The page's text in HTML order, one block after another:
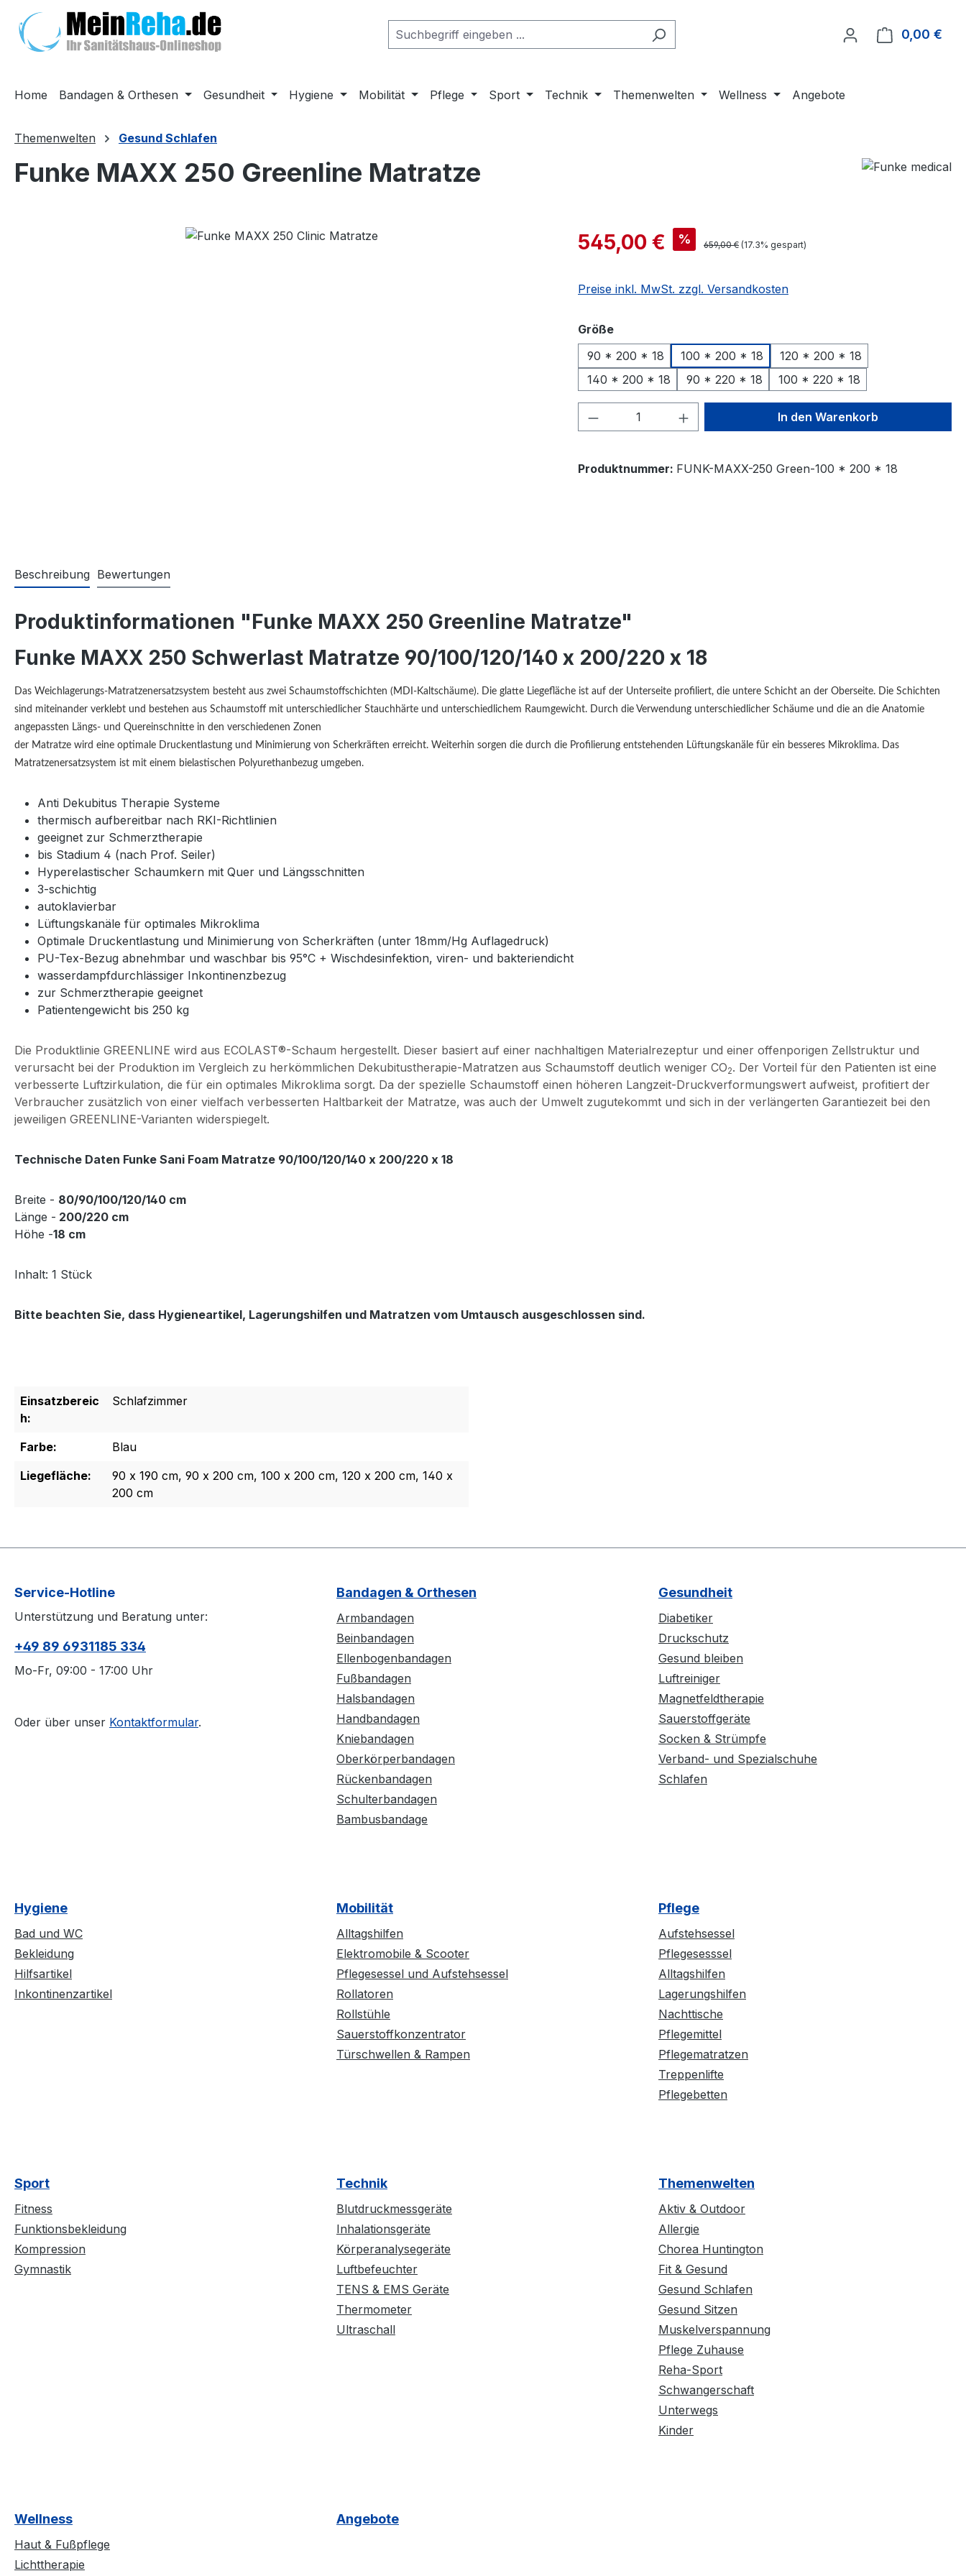
Hauptinhalt springen
Zur Suche springen
Zur Hauptnavigation springen
0,00 €
Home Bandagen & Orthesen Gesundheit Hygiene Mobilität Pflege Sport Technik Themenwelten Wellness Angebote
Themenwelten Gesund Schlafen
Funke MAXX 250 Greenline Matratze
545,00 € % 659,00 € (17.3% gespart)
Preise inkl. MwSt. zzgl. Versandkosten
Größeauswählen
90 * 200 * 18
100 * 200 * 18
120 * 200 * 18
140 * 200 * 18
90 * 220 * 18 100 * 220 * 18
Produkt Anzahl: Gib den gewünschten Wert
In den Warenkorb
Produktnummer: FUNK-MAXX-250 Green-100 * 200 * 18
Beschreibung Bewertungen
Produktinformationen "Funke MAXX 250 Greenline Matratze"
Funke MAXX 250 Schwerlast Matratze 90/100/120/140 x 200/220 x 18
Das Weichlagerungs-Matratzenersatzsystem besteht aus zwei Schaumstoffschichten (MDI-Kaltschäume). Die glatte Liegefläche ist auf der Unterseite profiliert, die untere Schicht an der Oberseite. Die Schichten
sind miteinander verklebt und bestehen aus Schaumstoff mit unterschiedlicher Stauchhärte und unterschiedlichem Raumgewicht. Durch die Verwendung unterschiedlicher Schäume und die an die Anatomie
angepassten Längs- und Quereinschnitte in den verschiedenen Zonen
der Matratze wird eine optimale Druckentlastung und Minimierung von Scherkräften erreicht. Weiterhin sorgen die durch die Profilierung entstehenden Lüftungskanäle für ein besseres Mikroklima. Das
Matratzenersatzsystem ist mit einem bielastischen Polyurethanbezug umgeben.
Anti Dekubitus Therapie Systeme
thermisch aufbereitbar nach RKI-Richtlinien
geeignet zur Schmerztherapie
bis Stadium 4 (nach Prof. Seiler)
Hyperelastischer Schaumkern mit Quer und Längsschnitten
3-schichtig
autoklavierbar
Lüftungskanäle für optimales Mikroklima
Optimale Druckentlastung und Minimierung von Scherkräften (unter 18mm/Hg Auflagedruck)
PU-Tex-Bezug abnehmbar und waschbar bis 95°C + Wischdesinfektion, viren- und bakteriendicht
wasserdampfdurchlässiger Inkontinenzbezug
zur Schmerztherapie geeignet
Patientengewicht bis 250 kg
Die Produktlinie GREENLINE wird aus ECOLAST®-Schaum hergestellt. Dieser basiert auf einer nachhaltigen Materialrezeptur und einer offenporigen Zellstruktur und
verursacht bei der Produktion im Vergleich zu herkömmlichen Dekubitustherapie-Matratzen aus Schaumstoff deutlich weniger CO2. Der Vorteil für den Patienten ist eine
verbesserte Luftzirkulation, die für ein optimales Mikroklima sorgt. Da der spezielle Schaumstoff einen höheren Langzeit-Druckverformungswert aufweist, profitiert der
Verbraucher zusätzlich von einer vielfach verbesserten Haltbarkeit der Matratze, was auch der Umwelt zugutekommt und sich in der verlängerten Garantiezeit bei den
jeweiligen GREENLINE-Varianten widerspiegelt.
Technische Daten Funke Sani Foam Matratze 90/100/120/140 x 200/220 x 18
Breite - 80/90/100/120/140 cm
Länge - 200/220 cm
Höhe -18 cm
Inhalt: 1 Stück
Bitte beachten Sie, dass Hygieneartikel, Lagerungshilfen und Matratzen vom Umtausch ausgeschlossen sind.
Einsatzbereic
h:
Schlafzimmer
Farbe:
Blau
Liegefläche:
90 x 190 cm, 90 x 200 cm, 100 x 200 cm, 120 x 200 cm, 140 x
200 cm
Service-Hotline
Unterstützung und Beratung unter:
+49 89 6931185 334
Mo-Fr, 09:00 - 17:00 Uhr
Oder über unser Kontaktformular.
Bandagen & Orthesen
Armbandagen
Beinbandagen
Ellenbogenbandagen
Fußbandagen
Halsbandagen
Handbandagen
Kniebandagen
Oberkörperbandagen
Rückenbandagen
Schulterbandagen
Bambusbandage
Gesundheit
Diabetiker
Druckschutz
Gesund bleiben
Luftreiniger
Magnetfeldtherapie
Sauerstoffgeräte
Socken & Strümpfe
Verband- und Spezialschuhe
Schlafen
Hygiene
Bad und WC
Bekleidung
Hilfsartikel
Inkontinenzartikel
Mobilität
Alltagshilfen
Elektromobile & Scooter
Pflegesessel und Aufstehsessel
Rollatoren
Rollstühle
Sauerstoffkonzentrator
Türschwellen & Rampen
Pflege
Aufstehsessel
Pflegesesssel
Alltagshilfen
Lagerungshilfen
Nachttische
Pflegemittel
Pflegematratzen
Treppenlifte
Pflegebetten
Sport
Fitness
Funktionsbekleidung
Kompression
Gymnastik
Technik
Blutdruckmessgeräte
Inhalationsgeräte
Körperanalysegeräte
Luftbefeuchter
TENS & EMS Geräte
Thermometer
Ultraschall
Themenwelten
Aktiv & Outdoor
Allergie
Chorea Huntington
Fit & Gesund
Gesund Schlafen
Gesund Sitzen
Muskelverspannung
Pflege Zuhause
Reha-Sport
Schwangerschaft
Unterwegs
Kinder
Wellness
Haut & Fußpflege
Lichttherapie
Angebote